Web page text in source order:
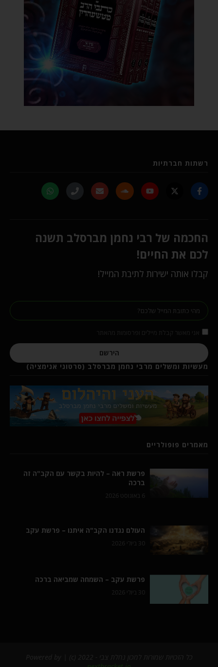
רשתות חברתיות
החכמה של רבי נחמן מברסלב תשנה
לכם את החיים!
קבלו אותה ישירות לתיבת המייל!
הירשם
מעשיות ומשלים מרבי נחמן מברסלב (סרטוני אנימציה)
מאמרים פופולריים
פרשת ראה – להיות בקשר עם הקב"ה זה
ברכה
6 באוגוסט 2026
העולם נגדנו הקב"ה איתנו – פרשת עקב
30 ביולי 2026
פרשת עקב – השמחה שמביאה ברכה
30 ביולי 2026